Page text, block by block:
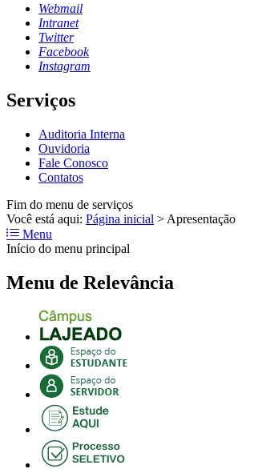
Webmail
Intranet
Twitter
Facebook
Instagram
Serviços
Auditoria Interna
Ouvidoria
Fale Conosco
Contatos
Fim do menu de serviços
Você está aqui: Página inicial > Apresentação
Menu
Início do menu principal
Menu de Relevância